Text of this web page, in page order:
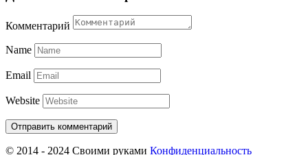
Комментарий
Name
Email
Website
© 2014 - 2024 Своими руками Конфиденциальность